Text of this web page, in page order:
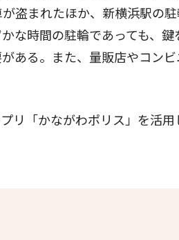
盗まれたほか、新横浜駅の
な時間の駐輪であっても、
ある。また、量販店やコン
「かながわポリス」を活用